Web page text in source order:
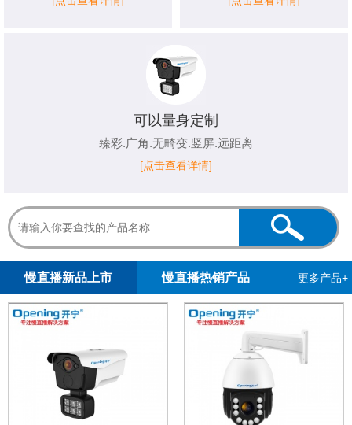
可以量身定制
臻彩.广角.无畸变.竖屏.远距离
[点击查看详情]
慢直播新品上市 慢直播热销产品 更多产品+